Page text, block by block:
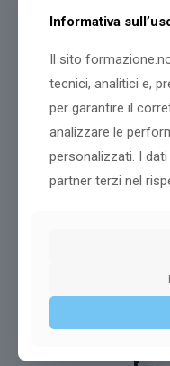
ministeriali in materia,
indispensabili per
Informativa
Il sito
tecnici, analitici e,
per garantire il
analizzare le
personalizzati. I
partner terzi nel